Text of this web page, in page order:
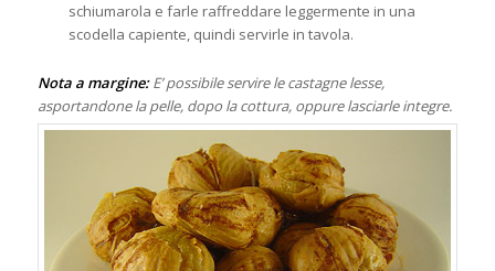
schiumarola e farle raffreddare leggermente in una
scodella capiente, quindi servirle in tavola.
Nota a margine:E’ possibile servire le castagne lesse,
asportandone la pelle, dopo la cottura, oppure lasciarle integre.